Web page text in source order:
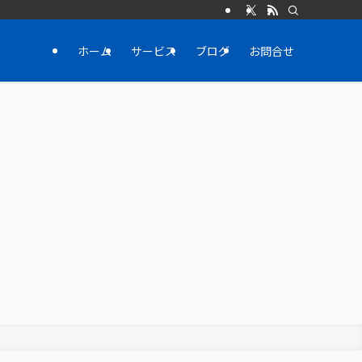
ホーム サービス ブログ お問合せ